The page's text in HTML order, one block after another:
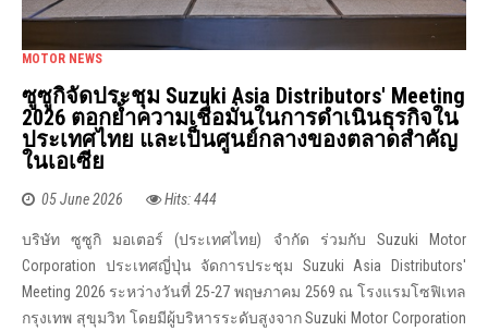
MOTOR NEWS
ซูซูกิจัดประชุม Suzuki Asia Distributors' Meeting
2026 ตอกย้ำความเชื่อมั่นในการดำเนินธุรกิจใน
ประเทศไทย และเป็นศูนย์กลางของตลาดสำคัญ
ในเอเซีย
05 June 2026 Hits: 444
บริษัท ซูซูกิ มอเตอร์ (ประเทศไทย) จำกัด ร่วมกับ Suzuki Motor
Corporation ประเทศญี่ปุ่น จัดการประชุม Suzuki Asia Distributors'
Meeting 2026 ระหว่างวันที่ 25-27 พฤษภาคม 2569 ณ โรงแรมโซฟิเทล
กรุงเทพ สุขุมวิท โดยมีผู้บริหารระดับสูงจาก Suzuki Motor Corporation